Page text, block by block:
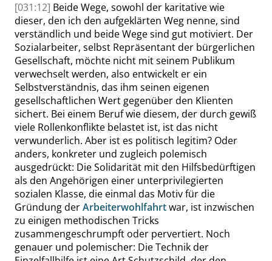
[031:12] Beide Wege, sowohl der karitative wie
dieser, den ich den aufgeklärten Weg nenne, sind
verständlich und beide Wege sind gut motiviert. Der
Sozialarbeiter, selbst Repräsentant der bürgerlichen
Gesellschaft, möchte nicht mit seinem Publikum
verwechselt werden, also entwickelt er ein
Selbstverständnis, das ihm seinen eigenen
gesellschaftlichen Wert gegenüber den Klienten
sichert. Bei einem Beruf wie diesem, der durch gewiß
viele Rollenkonflikte belastet ist, ist das nicht
verwunderlich. Aber ist es politisch legitim? Oder
anders, konkreter und zugleich polemisch
ausgedrückt: Die Solidarität mit den Hilfsbedürftigen
als den Angehörigen einer unterprivilegierten
sozialen Klasse, die einmal das Motiv für die
Gründung derArbeiterwohlfahrtwar, ist inzwischen
zu einigen methodischen Tricks
zusammengeschrumpft oder pervertiert. Noch
genauer und polemischer: Die Technik der